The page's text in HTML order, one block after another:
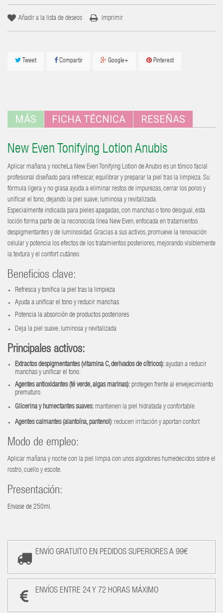
Añadir a la lista de deseos Imprimir
Tweet Compartir Google+ Pinterest
MÁS FICHA TÉCNICA RESEÑAS
New Even Tonifying Lotion Anubis
Aplicar mañana y nocheLa New Even Tonifying Lotion de Anubis es un tónico facial
profesional diseñado para refrescar, equilibrar y preparar la piel tras la limpieza. Su
fórmula ligera y no grasa ayuda a eliminar restos de impurezas, cerrar los poros y
unificar el tono, dejando la piel suave, luminosa y revitalizada.
Especialmente indicada para pieles apagadas, con manchas o tono desigual, esta
loción forma parte de la reconocida línea New Even, enfocada en tratamientos
despigmentantes y de luminosidad. Gracias a sus activos, promueve la renovación
celular y potencia los efectos de los tratamientos posteriores, mejorando visiblemente
la textura y el confort cutáneo.
Beneficios clave:
Refresca y tonifica la piel tras la limpieza
Ayuda a unificar el tono y reducir manchas
Potencia la absorción de productos posteriores
Deja la piel suave, luminosa y revitalizada
Principales activos:
Extractos despigmentantes (vitamina C, derivados de cítricos): ayudan a reducir
manchas y unificar el tono.
Agentes antioxidantes (té verde, algas marinas): protegen frente al envejecimiento
prematuro.
Glicerina y humectantes suaves: mantienen la piel hidratada y confortable.
Agentes calmantes (alantoína, pantenol): reducen irritación y aportan confort
Modo de empleo:
Aplicar mañana y noche con la piel limpia con unos algodones humedecidos sobre el
rostro, cuello y escote.
Presentación:
Envase de 250ml.
ENVÍO GRATUITO EN PEDIDOS SUPERIORES A 99€
ENVÍOS ENTRE 24 Y 72 HORAS MÁXIMO